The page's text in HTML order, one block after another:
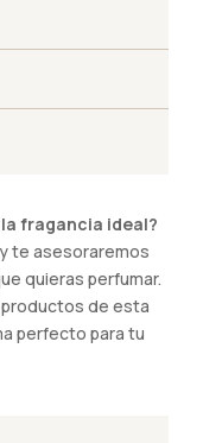
fragancia ideal?
te asesoraremos
quieras perfumar.
de esta
perfecto para tu